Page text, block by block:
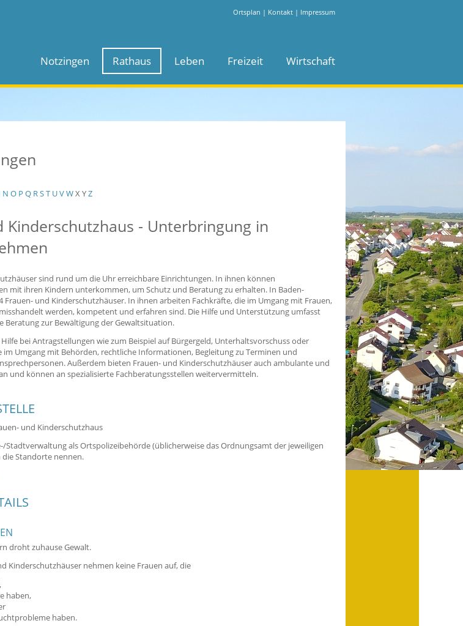
Ortsplan | Kontakt | Impressum
Notzingen Rathaus Leben Freizeit Wirtschaft
N O P Q RST UVWXYZ
Kinderschutzhaus - Unterbringung in
sind rund um die Uhr erreichbare Einrichtungen. In ihnen können
mit ihren Kindern unterkommen, um Schutz und Beratung zu erhalten. In Baden-
Frauen- und Kinderschutzhäuser. In ihnen arbeiten Fachkräfte, die im Umgang mit Frauen,
werden, kompetent und erfahren sind. Die Hilfe und Unterstützung umfasst
Beratung zur Bewältigung der Gewaltsituation.
bei Antragstellungen wie zum Beispiel auf Bürgergeld, Unterhaltsvorschuss oder
im Umgang mit Behörden, rechtliche Informationen, Begleitung zu Terminen und
Außerdem bieten Frauen- und Kinderschutzhäuser auch ambulante und
und können an spezialisierte Fachberatungsstellen weitervermitteln.
und Kinderschutzhaus
Stadtverwaltung als Ortspolizeibehörde (üblicherweise das Ordnungsamt der jeweiligen
Standorte nennen.
droht zuhause Gewalt.
Kinderschutzhäuser nehmen keine Frauen auf, die
haben,
haben.